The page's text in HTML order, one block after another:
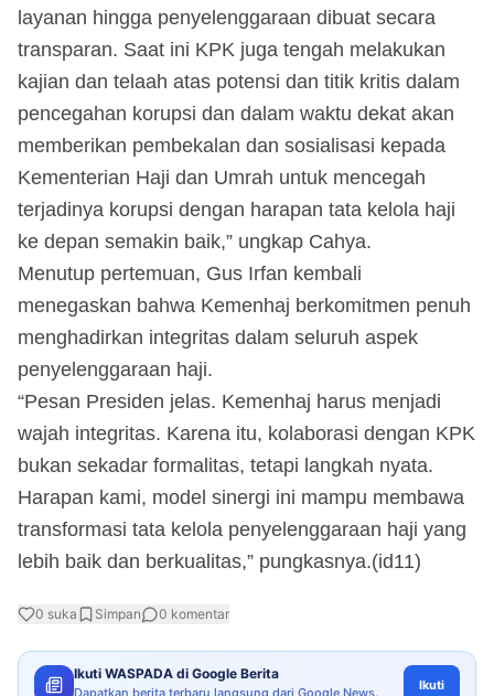
layanan hingga penyelenggaraan dibuat secara
transparan. Saat ini KPK juga tengah melakukan
kajian dan telaah atas potensi dan titik kritis dalam
pencegahan korupsi dan dalam waktu dekat akan
memberikan pembekalan dan sosialisasi kepada
Kementerian Haji dan Umrah untuk mencegah
terjadinya korupsi dengan harapan tata kelola haji
ke depan semakin baik,” ungkap Cahya.
Menutup pertemuan, Gus Irfan kembali
menegaskan bahwa Kemenhaj berkomitmen penuh
menghadirkan integritas dalam seluruh aspek
penyelenggaraan haji.
“Pesan Presiden jelas. Kemenhaj harus menjadi
wajah integritas. Karena itu, kolaborasi dengan KPK
bukan sekadar formalitas, tetapi langkah nyata.
Harapan kami, model sinergi ini mampu membawa
transformasi tata kelola penyelenggaraan haji yang
lebih baik dan berkualitas,” pungkasnya.(id11)
0 suka Simpan 0 komentar
Ikuti WASPADA di Google Berita
Dapatkan berita terbaru langsung dari Google News. Ikuti